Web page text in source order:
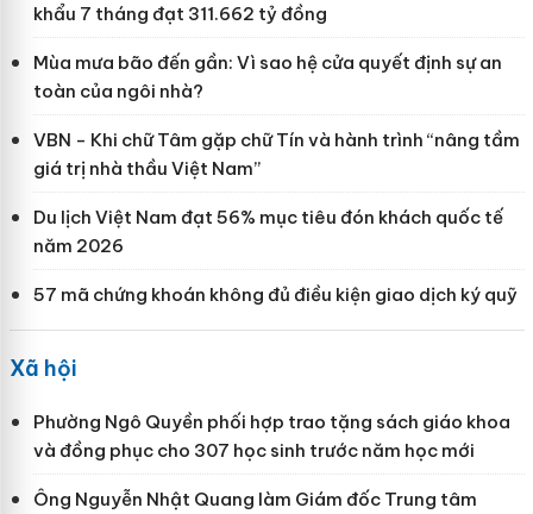
khẩu 7 tháng đạt 311.662 tỷ đồng
Mùa mưa bão đến gần: Vì sao hệ cửa quyết định sự an
toàn của ngôi nhà?
VBN - Khi chữ Tâm gặp chữ Tín và hành trình “nâng tầm
giá trị nhà thầu Việt Nam”
Du lịch Việt Nam đạt 56% mục tiêu đón khách quốc tế
năm 2026
57 mã chứng khoán không đủ điều kiện giao dịch ký quỹ
Xã hội
Phường Ngô Quyền phối hợp trao tặng sách giáo khoa
và đồng phục cho 307 học sinh trước năm học mới
Ông Nguyễn Nhật Quang làm Giám đốc Trung tâm